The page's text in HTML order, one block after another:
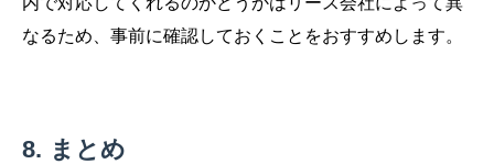
なるため、事前に確認しておくことをおすすめします。
まとめ